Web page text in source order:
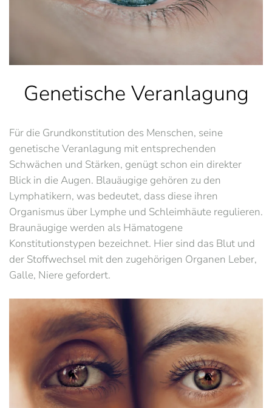
Genetische Veranlagung
Für die Grundkonstitution des Menschen, seine
genetische Veranlagung mit entsprechenden
Schwächen und Stärken, genügt schon ein direkter
Blick in die Augen. Blauäugige gehören zu den
Lymphatikern, was bedeutet, dass diese ihren
Organismus über Lymphe und Schleimhäute regulieren.
Braunäugige werden als Hämatogene
Konstitutionstypen bezeichnet. Hier sind das Blut und
der Stoffwechsel mit den zugehörigen Organen Leber,
Galle, Niere gefordert.